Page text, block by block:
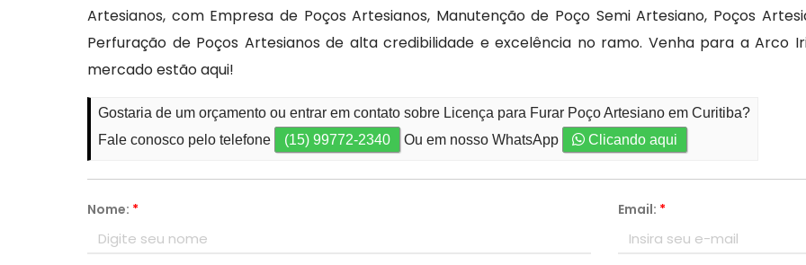
Artesianos, com Empresa de Poços Artesianos, Manutenção de Poço Semi Artesiano, Poços
Perfuração de Poços Artesianos de alta credibilidade e excelência no ramo. Venha para a Arco
mercado estão aqui!
Gostaria de um orçamento ou entrar em contato sobre Licença para Furar Poço Artesiano em Curitiba?
Fale conosco pelo telefone
(15) 99772-2340 Ou em nosso WhatsApp Clicando aqui
Nome: * Email: *